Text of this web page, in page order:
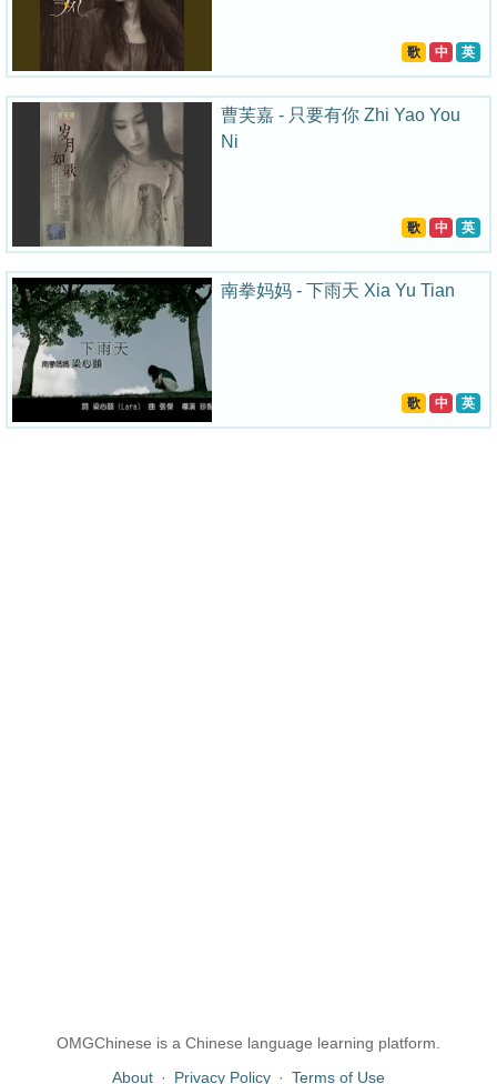
歌 中 英
曹芙嘉 - 只要有你 Zhi Yao You
Ni
歌 中 英
南拳妈妈 - 下雨天 Xia Yu Tian
歌 中 英
OMGChinese is a Chinese language learning platform.
About · Privacy Policy · Terms of Use